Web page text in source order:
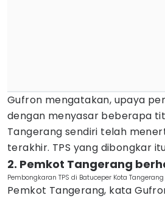
Gufron mengatakan, upaya
dengan menyasar beberapa
Tangerang sendiri telah
terakhir. TPS yang dibongkar
2. Pemkot Tangerang
Pembongkaran TPS di Batuceper Kota
Pemkot Tangerang, kata